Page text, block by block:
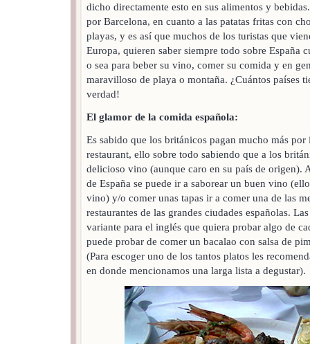
dicho directamente esto en sus alimentos y
por Barcelona, en cuanto a las patatas fritas con
playas, y es así que muchos de los turistas que
Europa, quieren saber siempre todo sobre España
o sea para beber su vino, comer su comida y en
maravilloso de playa o montaña. ¿Cuántos países
verdad!
El glamor de la comida española:
Es sabido que los británicos pagan mucho más
restaurant, ello sobre todo sabiendo que a los
delicioso vino (aunque caro en su país de origen).
de España se puede ir a saborear un buen vino
vino) y/o comer unas tapas ir a comer una de las
restaurantes de las grandes ciudades españolas.
variante para el inglés que quiera probar algo de
puede probar de comer un bacalao con salsa de
(Para escoger uno de los tantos platos les
en donde mencionamos una larga lista a degustar).